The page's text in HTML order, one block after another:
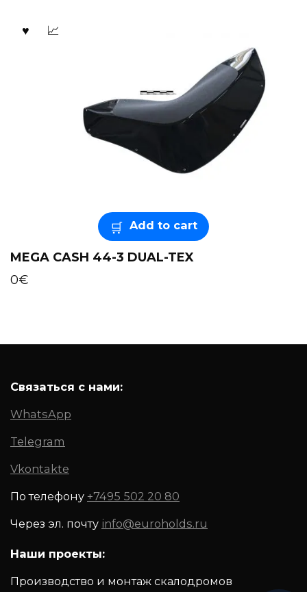
Add to cart
MEGA CASH 44-3 DUAL-TEX
0€
Связаться с нами:
WhatsApp
Telegram
Vkontakte
По телефону +7495 502 20 80
Через эл. почту info@euroholds.ru
Наши проекты:
Производство и монтаж скалодромов